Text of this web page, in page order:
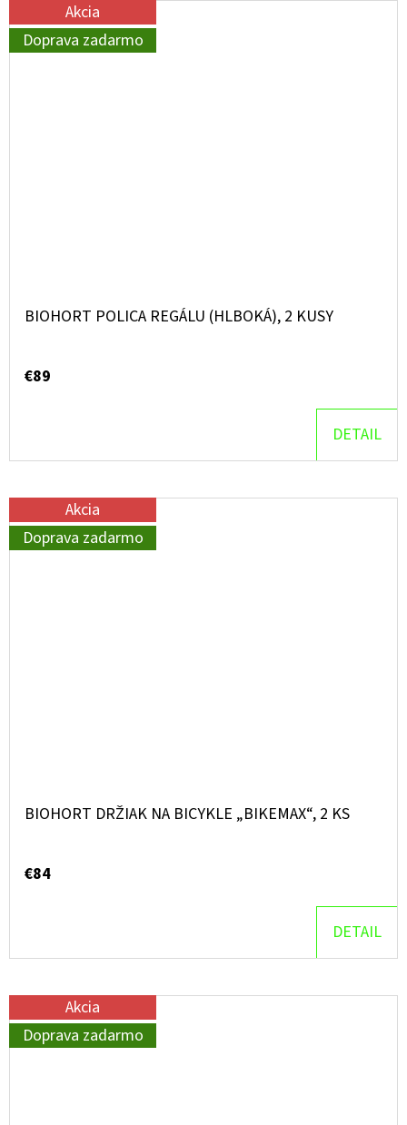
Akcia
Doprava zadarmo
BIOHORT POLICA REGÁLU (HLBOKÁ), 2 KUSY
€89
DETAIL
Akcia
Doprava zadarmo
BIOHORT DRŽIAK NA BICYKLE „BIKEMAX“, 2 KS
€84
DETAIL
Akcia
Doprava zadarmo